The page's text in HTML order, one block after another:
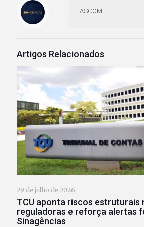
ASCOM
Artigos Relacionados
29 de julho de 2026
TCU aponta riscos estruturais
reguladoras e reforça alertas
Sinagências